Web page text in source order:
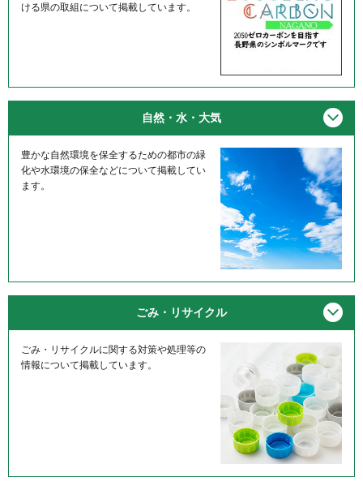
ける県の取組について掲載しています。
自然・水・大気
豊かな自然環境を保全するための都市の緑
化や水環境の保全などについて掲載してい
ます。
ごみ・リサイクル
ごみ・リサイクルに関する対策や処理等の
情報について掲載しています。